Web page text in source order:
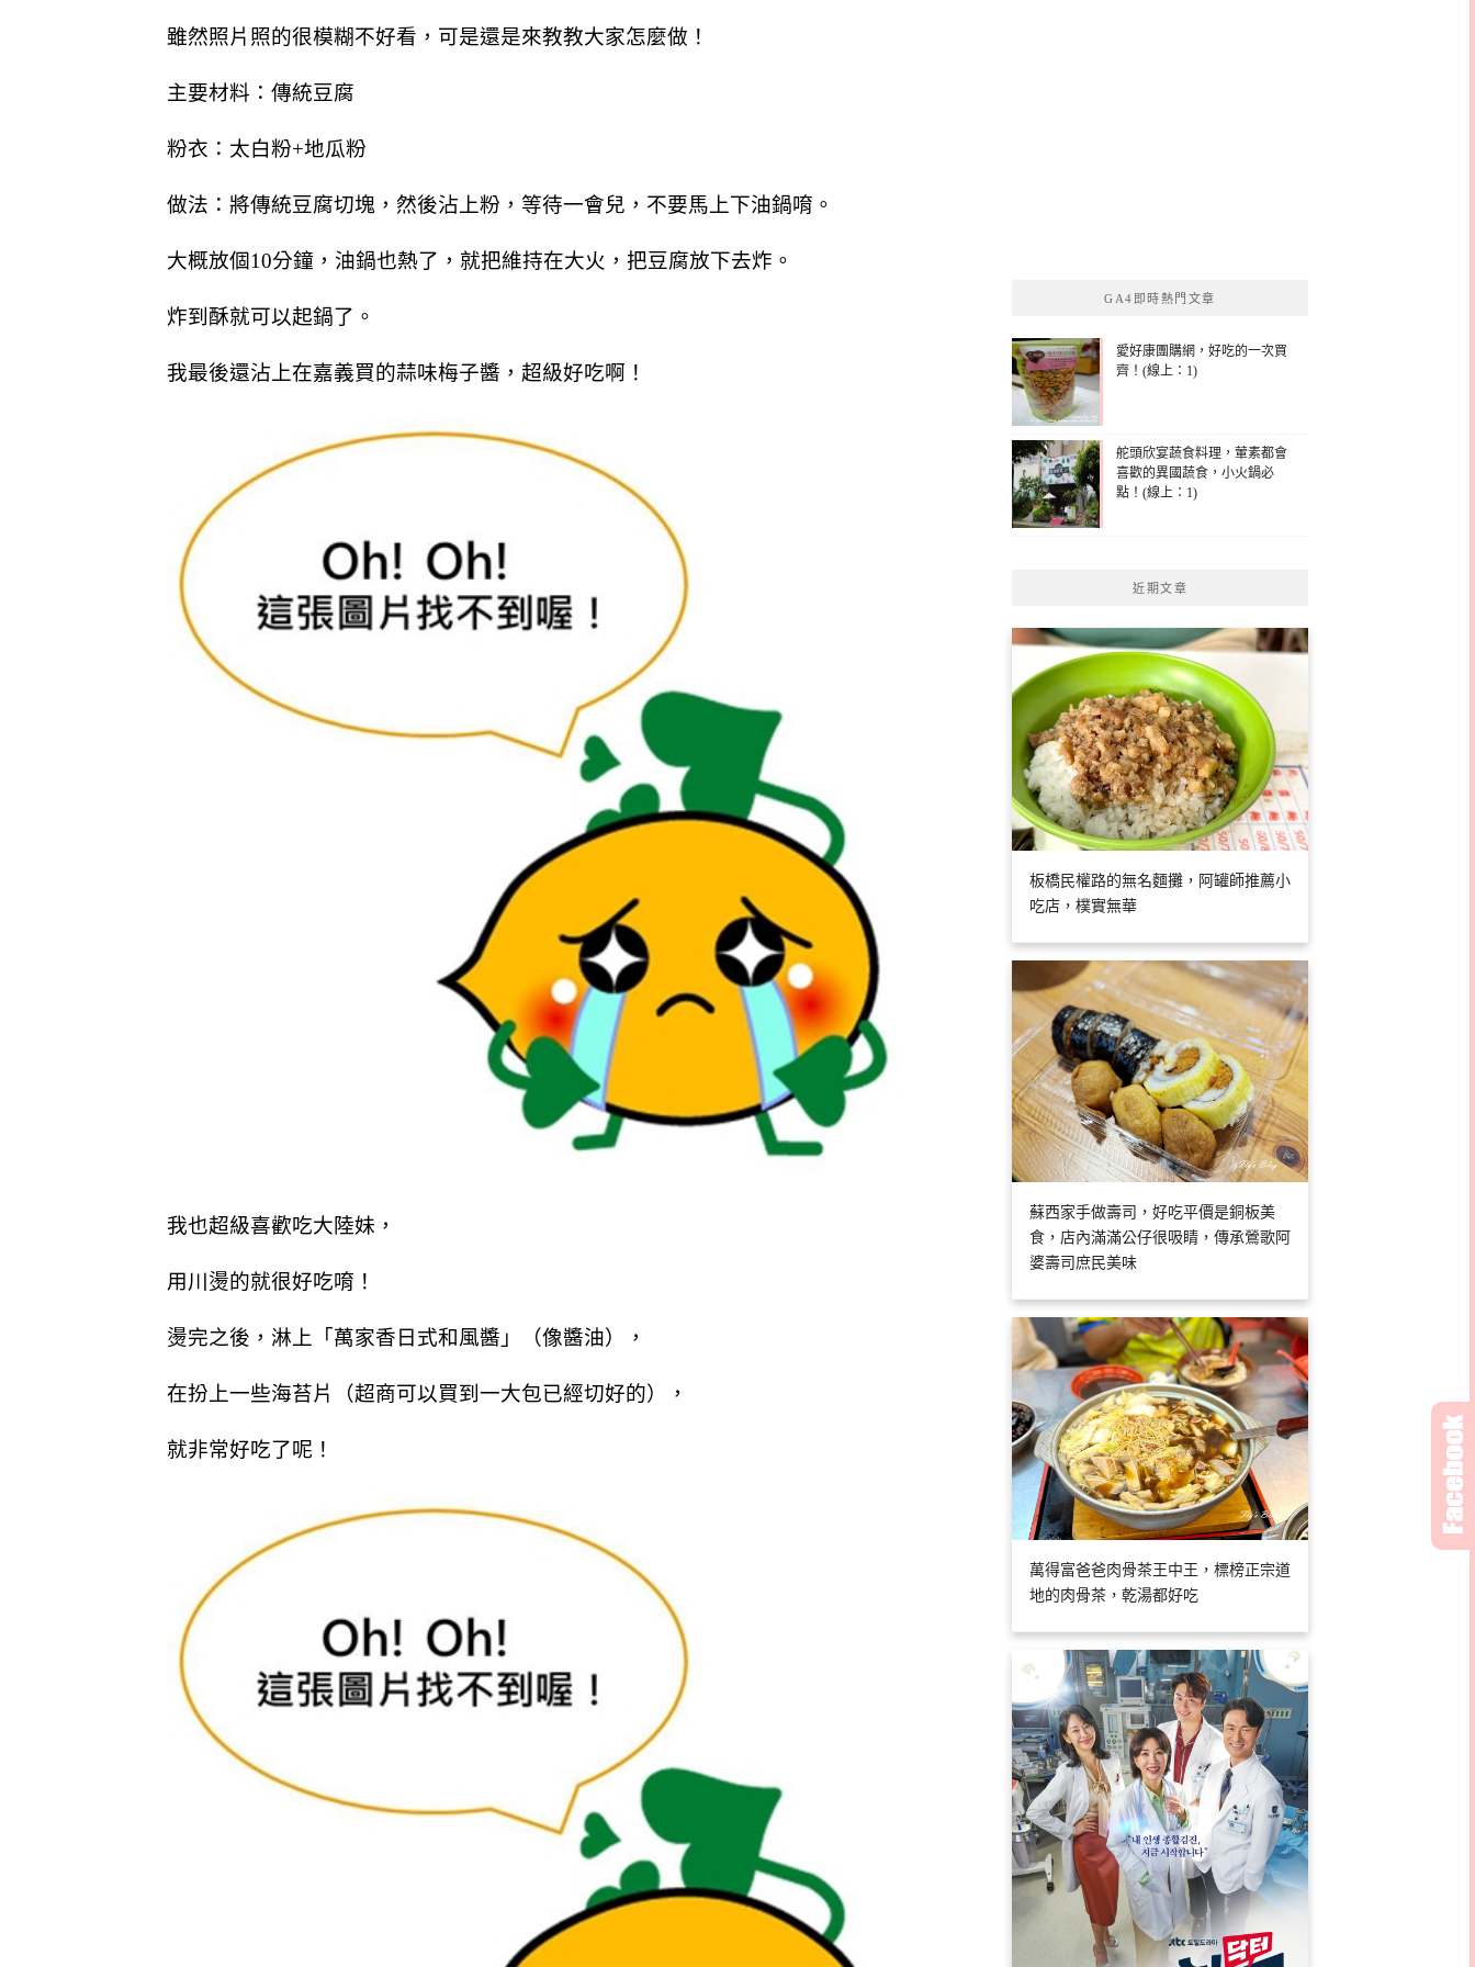
雖然照片照的很模糊不好看，可是還是來教教大家怎麼做！
主要材料：傳統豆腐
粉衣：太白粉+地瓜粉
做法：將傳統豆腐切塊，然後沾上粉，等待一會兒，不要馬上下油鍋唷。
大概放個10分鐘，油鍋也熱了，就把維持在大火，把豆腐放下去炸。
炸到酥就可以起鍋了。
我最後還沾上在嘉義買的蒜味梅子醬，超級好吃啊！
我也超級喜歡吃大陸妹，
用川燙的就很好吃唷！
燙完之後，淋上「萬家香日式和風醬」（像醬油），
在扮上一些海苔片（超商可以買到一大包已經切好的），
就非常好吃了呢！
GA4即時熱門文章
愛好康團購網，好吃的一次買
齊！(線上：1)
舵頭欣宴蔬食料理，葷素都會
喜歡的異國蔬食，小火鍋必
點！(線上：1)
近期文章
板橋民權路的無名麵攤，阿罐師推薦小
吃店，樸實無華
蘇西家手做壽司，好吃平價是銅板美
食，店內滿滿公仔很吸睛，傳承鶯歌阿
婆壽司庶民美味
萬得富爸爸肉骨茶王中王，標榜正宗道
地的肉骨茶，乾湯都好吃